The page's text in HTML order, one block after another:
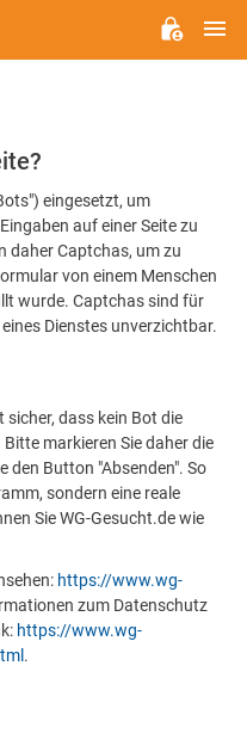
eingesetzt, um
auf einer Seite zu
daher Captchas, um zu
von einem Menschen
wurde. Captchas sind für
Dienstes unverzichtbar.
sicher, dass kein Bot die
markieren Sie daher die
den Button "Absenden". So
sondern eine reale
Sie WG-Gesucht.de wie
https://www.wg-
zum Datenschutz
https://www.wg-
.